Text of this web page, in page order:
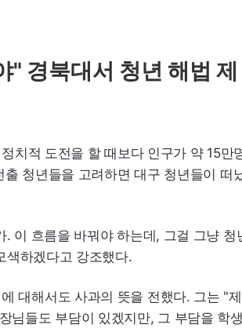
" 경북대서 청년 해법 제
치적 도전을 할 때보다 인구가 약 15만
청년들을 고려하면 대구 청년들이 떠
이 흐름을 바꿔야 하는데, 그걸 그냥 청
색하겠다고 강조했다.
대해서도 사과의 뜻을 전했다. 그는 "
님들도 부담이 있겠지만, 그 부담을 학생